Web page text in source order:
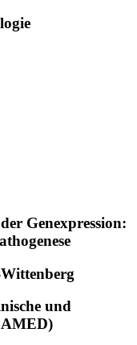
Genexpression:
und